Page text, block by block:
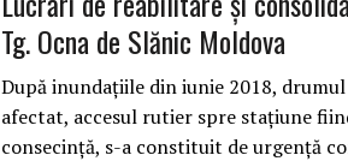
Tg. Ocna de Slănic Moldova
După inundațiile din iunie 2018,
afectat, accesul rutier spre stațiune
consecință, s-a constituit de urgență